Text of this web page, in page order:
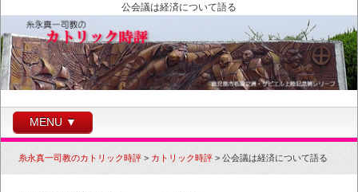
公会議は経済について語る
MENU ▼
糸永真一司教のカトリック時評 > カトリック時評 >公会議は経済について語る